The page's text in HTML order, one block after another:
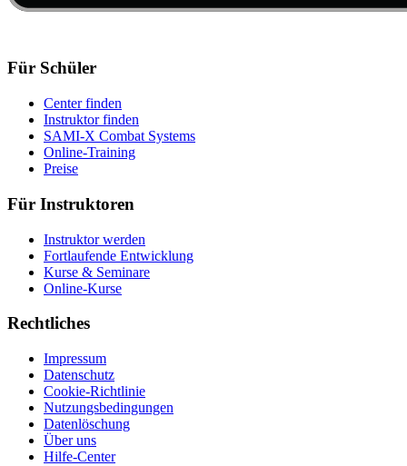
Für Schüler
Center finden
Instruktor finden
SAMI-X Combat Systems
Online-Training
Preise
Für Instruktoren
Instruktor werden
Fortlaufende Entwicklung
Kurse & Seminare
Online-Kurse
Rechtliches
Impressum
Datenschutz
Cookie-Richtlinie
Nutzungsbedingungen
Datenlöschung
Über uns
Hilfe-Center